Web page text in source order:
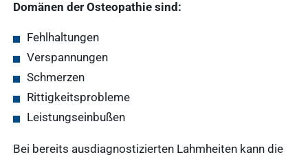
Domänen der Osteopathie sind:
Fehlhaltungen
Verspannungen
Schmerzen
Rittigkeitsprobleme
Leistungseinbußen
Bei bereits ausdiagnostizierten Lahmheiten kann die